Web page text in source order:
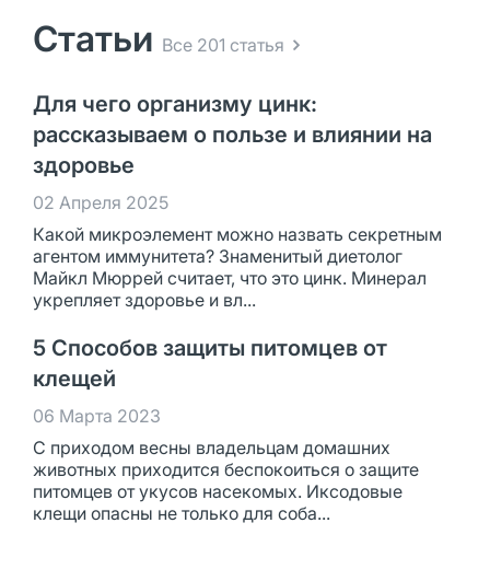
Статьи Все 201 статья
Для чего организму цинк:
рассказываем о пользе и влиянии на
здоровье
02 Апреля 2025
Какой микроэлемент можно назвать секретным
агентом иммунитета? Знаменитый диетолог
Майкл Мюррей считает, что это цинк. Минерал
укрепляет здоровье и вл...
5 Способов защиты питомцев от
клещей
06 Марта 2023
С приходом весны владельцам домашних
животных приходится беспокоиться о защите
питомцев от укусов насекомых. Иксодовые
клещи опасны не только для соба...